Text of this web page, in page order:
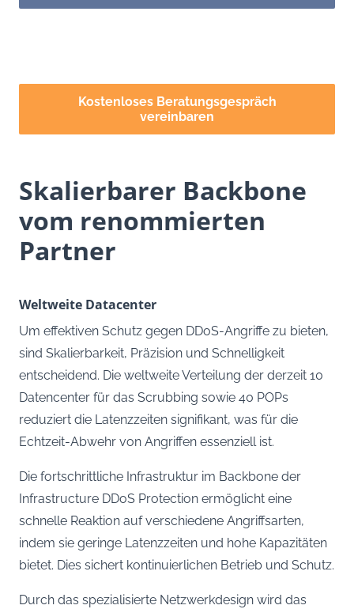
Kostenloses Beratungsgespräch
vereinbaren
Skalierbarer Backbone
vom renommierten
Partner
Weltweite Datacenter
Um effektiven Schutz gegen DDoS-Angriffe zu bieten,
sind Skalierbarkeit, Präzision und Schnelligkeit
entscheidend. Die weltweite Verteilung der derzeit 10
Datencenter für das Scrubbing sowie 40 POPs
reduziert die Latenzzeiten signifikant, was für die
Echtzeit-Abwehr von Angriffen essenziell ist.
Die fortschrittliche Infrastruktur im Backbone der
Infrastructure DDoS Protection ermöglicht eine
schnelle Reaktion auf verschiedene Angriffsarten,
indem sie geringe Latenzzeiten und hohe Kapazitäten
bietet. Dies sichert kontinuierlichen Betrieb und Schutz.
Durch das spezialisierte Netzwerkdesign wird das